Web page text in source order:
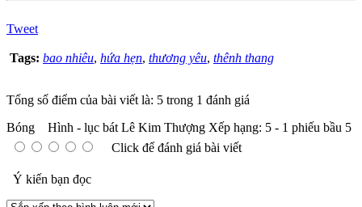
Tweet
Tags: bao nhiêu, hứa hẹn, thương yêu, thênh thang
Tổng số điểm của bài viết là: 5 trong 1 đánh giá
Bóng Hình - lục bát Lê Kim Thượng Xếp hạng: 5 - 1 phiếu bầu 5
Click để đánh giá bài viết
Ý kiến bạn đọc